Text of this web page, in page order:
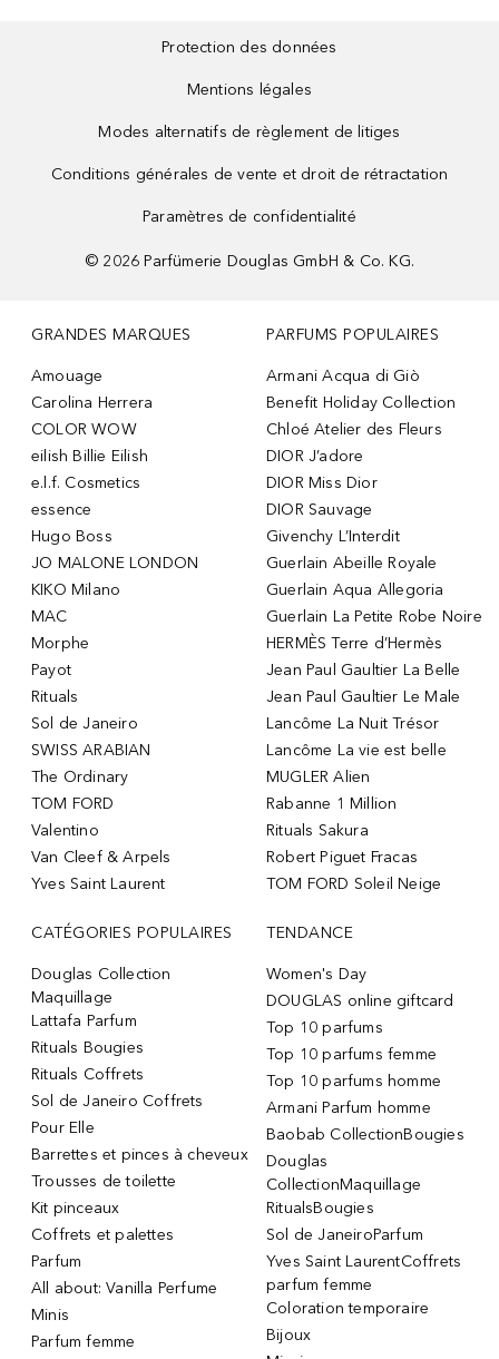
Protection des données
Mentions légales
Modes alternatifs de règlement de litiges
Conditions générales de vente et droit de rétractation
Paramètres de confidentialité
© 2026 Parfümerie Douglas GmbH & Co. KG.
GRANDES MARQUES
Amouage
Carolina Herrera
COLOR WOW
eilish Billie Eilish
e.l.f. Cosmetics
essence
Hugo Boss
JO MALONE LONDON
KIKO Milano
MAC
Morphe
Payot
Rituals
Sol de Janeiro
SWISS ARABIAN
The Ordinary
TOM FORD
Valentino
Van Cleef & Arpels
Yves Saint Laurent
PARFUMS POPULAIRES
Armani Acqua di Giò
Benefit Holiday Collection
Chloé Atelier des Fleurs
DIOR J’adore
DIOR Miss Dior
DIOR Sauvage
Givenchy L’Interdit
Guerlain Abeille Royale
Guerlain Aqua Allegoria
Guerlain La Petite Robe Noire
HERMÈS Terre d’Hermès
Jean Paul Gaultier La Belle
Jean Paul Gaultier Le Male
Lancôme La Nuit Trésor
Lancôme La vie est belle
MUGLER Alien
Rabanne 1 Million
Rituals Sakura
Robert Piguet Fracas
TOM FORD Soleil Neige
CATÉGORIES POPULAIRES
Douglas Collection
Maquillage
Lattafa Parfum
Rituals Bougies
Rituals Coffrets
Sol de Janeiro Coffrets
Pour Elle
Barrettes et pinces à cheveux
Trousses de toilette
Kit pinceaux
Coffrets et palettes
Parfum
All about: Vanilla Perfume
Minis
Parfum femme
TENDANCE
Women's Day
DOUGLAS online giftcard
Top 10 parfums
Top 10 parfums femme
Top 10 parfums homme
Armani Parfum homme
Baobab CollectionBougies
Douglas
CollectionMaquillage
RitualsBougies
Sol de JaneiroParfum
Yves Saint LaurentCoffrets
parfum femme
Coloration temporaire
Bijoux